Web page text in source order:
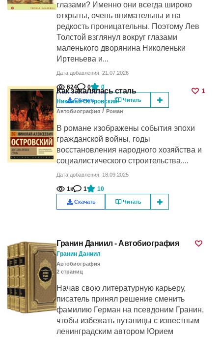
глазами? Именно они всегда широко
открыты, очень внимательны и на
редкость проницательны. Поэтому Лев
Толстой взглянул вокруг глазами
маленького дворянина Николеньки
Иртеньева и...
Дата добавления: 21.07.2026
624 0 0
Скачать Читать
Как закалялась сталь
1
Николай Островский
Автобиография / Роман
В романе изображены события эпохи
гражданской войны, годы
восстановления народного хозяйства и
социалистического строительства....
Дата добавления: 18.09.2025
1к 1 10
Скачать Читать
Гранин Даниил - Автобиография
Гранин Даниил
Автобиография
2 cтраниц
Начав свою литературную карьеру,
писатель принял решение сменить
фамилию Герман на псевдоним Гранин,
чтобы избежать путаницы с известным
ленинградским автором Юрием